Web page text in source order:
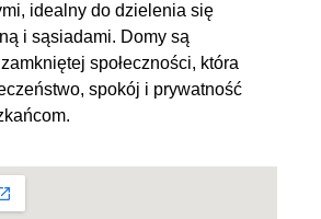
idealny do dzielenia się
i sąsiadami. Domy są
społeczności, która
spokój i prywatność